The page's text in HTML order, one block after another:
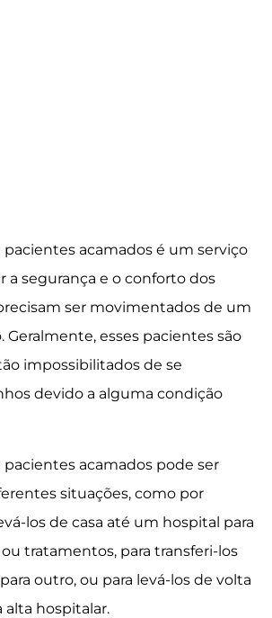
acamados é um serviço
a segurança e o conforto dos
ser movimentados de um
Geralmente, esses pacientes são
impossibilitados de se
devido a alguma condição
acamados pode ser
situações, como por
los de casa até um hospital para
tratamentos, para transferi-los
outro, ou para levá-los de volta
alta hospitalar.